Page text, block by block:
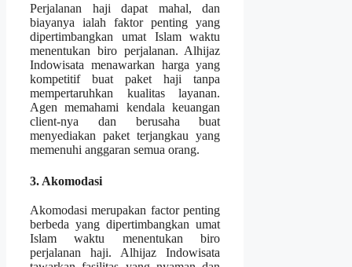
Perjalanan haji dapat mahal, dan
biayanya ialah faktor penting yang
dipertimbangkan umat Islam waktu
menentukan biro perjalanan. Alhijaz
Indowisata menawarkan harga yang
kompetitif buat paket haji tanpa
mempertaruhkan kualitas layanan.
Agen memahami kendala keuangan
client-nya dan berusaha buat
menyediakan paket terjangkau yang
memenuhi anggaran semua orang.
3. Akomodasi
Akomodasi merupakan factor penting
berbeda yang dipertimbangkan umat
Islam waktu menentukan biro
perjalanan haji. Alhijaz Indowisata